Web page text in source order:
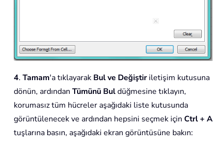
4. Tamam'a tıklayarak Bul ve Değiştiriletişim kutusuna
dönün, ardından Tümünü Buldüğmesine tıklayın,
korumasız tüm hücreler aşağıdaki liste kutusunda
görüntülenecek ve ardından hepsini seçmek için Ctrl + A
tuşlarına basın, aşağıdaki ekran görüntüsüne bakın: